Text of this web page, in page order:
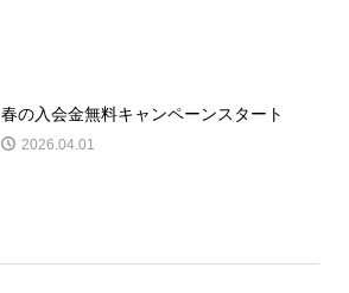
春の入会金無料キャンペーンスタート
2026.04.01